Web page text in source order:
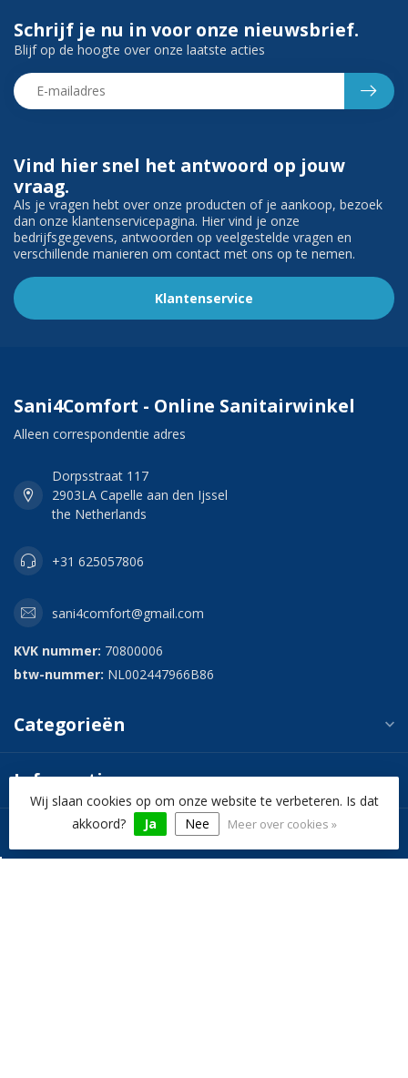
Vind hier snel het antwoord op jouw
vraag.
Als je vragen hebt over onze producten of je aankoop, bezoek
dan onze klantenservicepagina. Hier vind je onze
bedrijfsgegevens, antwoorden op veelgestelde vragen en
verschillende manieren om contact met ons op te nemen.
Klantenservice
Schrijf je nu in voor onze nieuwsbrief.
Blijf op de hoogte over onze laatste acties
Sani4Comfort - Online Sanitairwinkel
Alleen correspondentie adres
Dorpsstraat 117
2903LA Capelle aan den Ijssel
the Netherlands
+31 625057806
sani4comfort@gmail.com
KVK nummer: 70800006
btw-nummer: NL002447966B86
Categorieën
Informatie
Mijn account
Wij slaan cookies op om onze website te verbeteren. Is dat
akkoord?
Ja Nee Meer over cookies »